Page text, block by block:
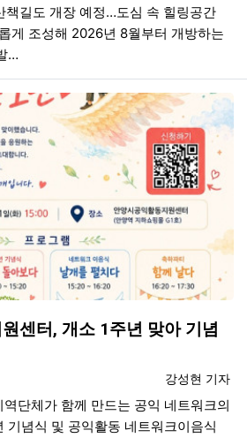
책길도 개장 예정…도심 속 힐링공간
게 조성해 2026년 8월부터 개방하는
…
센터, 개소 1주년 맞아 기념
등록자
강성현 기자
천
단체가 함께 만드는 공익 네트워크의
기념식 및 공익활동 네트워크이음식